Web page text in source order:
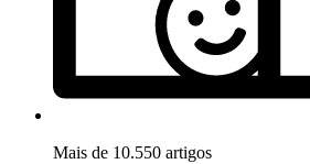
Mais de 10.550 artigos